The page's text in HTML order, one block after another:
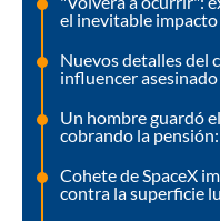
el inevitable
Nuevos detalles del
influencer
Un hombre guardó
cobrando la
Cohete de SpaceX
contra la superficie